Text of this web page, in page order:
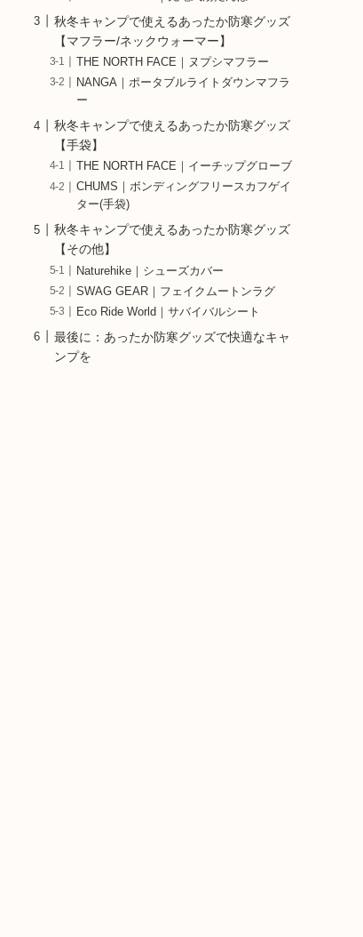
秋冬キャンプで使えるあったか防寒グッズ
【マフラー/ネックウォーマー】
THE NORTH FACE｜ヌプシマフラー
NANGA｜ポータブルライトダウンマフラ
ー
秋冬キャンプで使えるあったか防寒グッズ
【手袋】
THE NORTH FACE｜イーチップグローブ
CHUMS｜ボンディングフリースカフゲイ
ター(手袋)
秋冬キャンプで使えるあったか防寒グッズ
【その他】
Naturehike｜シューズカバー
SWAG GEAR｜フェイクムートンラグ
Eco Ride World｜サバイバルシート
最後に：あったか防寒グッズで快適なキャ
ンプを